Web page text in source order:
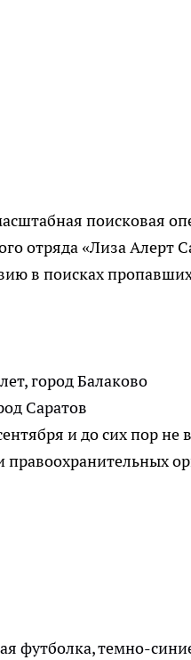
поисковая
отряда «Лиза Алерт
в поисках
город Балаково
Саратов
и до сих пор не
правоохранительных
футболка, темно-